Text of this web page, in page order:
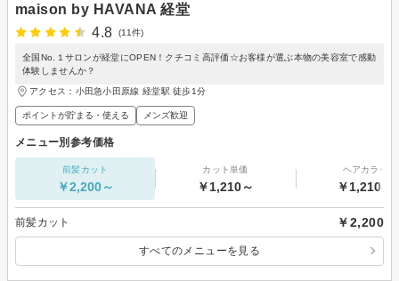
maison by HAVANA 経堂
4.8
(11件)
全国No.１サロンが経堂にOPEN！クチコミ高評価☆お客様が選ぶ本物の美容室で感動
体験しませんか？
アクセス：小田急小田原線 経堂駅 徒歩1分
ポイントが貯まる・使える メンズ歓迎
メニュー別参考価格
前髪カット
￥2,200～
カット単価
￥1,210～
ヘアカラー
￥1,210～
前髪カット ￥2,200
すべてのメニューを見る